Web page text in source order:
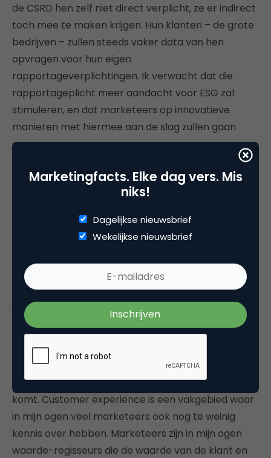
de CSRD hen zelf niet direct verplicht, ze er indirect
toch mee te maken krijgen. Hun klanten – de grote
bedrijven – zullen steeds vaker data van hen
opvragen voor hun eigen
rapportageverplichtingen. Ik verwacht dat die
rapportageplicht meer aandacht voor ESG zal
stimuleren, en dat marketeers op innovatieve
manieren met hiermee aan de slag zullen gaan.
Vorig jaar concludeerde je dat na de enorme
tsunami van digital marketing-tactieken, juist
marketingstrategie weer belangrijker werd en er
ook focus op customer experience management
genomineerden komt zeker dat laatste aardig
uit! Veel over ‘je klant beter kennen, begrijpen, bij
je houden’…. Toch?
‘Een interessante ontwikkeling binnen het
customer experience-vakgebied is dat iedereen
zich nu wel realiseert dat je er alleen met customer
journey mapping en post-its plakken niet mee
komt. Customer experience is een vakgebied waar
in mijn ogen veel marketeers ook nog te weinig
kennis over hebben. Marketeers zijn in mijn ogen
waarde-regisseurs die de waarde van de klant en
Marketingfacts. Elke dag vers. Mis
niks!
Dagelijkse nieuwsbrief
Wekelijkse nieuwsbrief